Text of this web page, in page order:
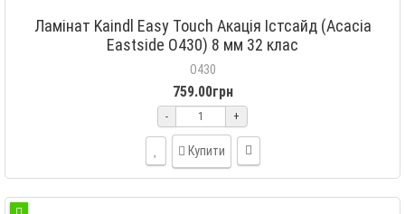
Ламінат Kaindl Easy Touch Акація Істсайд (Acacia
Eastside O430) 8 мм 32 клас
O430
759.00грн
- +
Купити